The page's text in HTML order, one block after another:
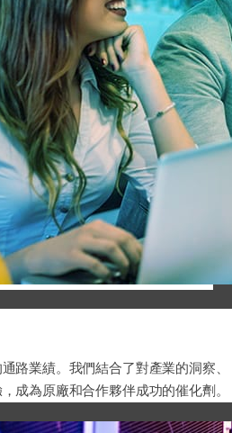
路業績。我們結合了對產業的洞察、
成為原廠和合作夥伴成功的催化劑。